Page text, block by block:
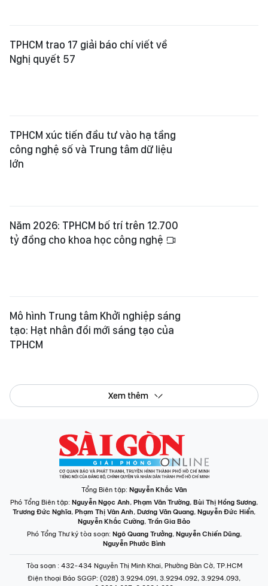
TPHCM trao 17 giải báo chí viết về
Nghị quyết 57
TPHCM xúc tiến đầu tư vào hạ tầng
công nghệ số và Trung tâm dữ liệu
lớn
Năm 2026: TPHCM bố trí trên 12.700
tỷ đồng cho khoa học công nghệ
Mô hình Trung tâm Khởi nghiệp sáng
tạo: Hạt nhân đổi mới sáng tạo của
TPHCM
Xem thêm
Tổng Biên tập: Nguyễn Khắc Văn
Phó Tổng Biên tập: Nguyễn Ngọc Anh, Phạm Văn Trường, Bùi Thị Hồng Sương,
Trương Đức Nghĩa, Phạm Thị Vân Anh, Dương Văn Quang, Nguyễn Đức Hiển,
Nguyễn Khắc Cường, Trần Gia Bảo
Phó Tổng Thư ký tòa soạn: Ngô Quang Trưởng, Nguyễn Chiến Dũng,
Nguyễn Phước Bình
Tòa soạn : 432-434 Nguyễn Thị Minh Khai, Phường Bàn Cờ, TP.HCM
Điện thoại Báo SGGP: (028) 3.9294.091, 3.9294.092, 3.9294.093,